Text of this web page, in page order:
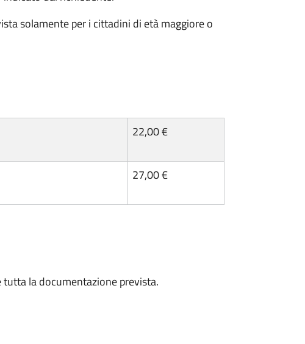
solamente per i cittadini di età maggiore o
22,00 €
27,00 €
tutta la documentazione prevista.